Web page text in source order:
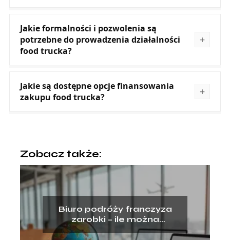
Jakie formalności i pozwolenia są
potrzebne do prowadzenia działalności
food trucka?
Jakie są dostępne opcje finansowania
zakupu food trucka?
Zobacz także:
Biuro podróży franczyza
zarobki – ile można
zarobić?